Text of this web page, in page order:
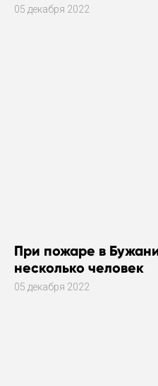
05 декабря 2022
При пожаре в
несколько человек
05 декабря 2022